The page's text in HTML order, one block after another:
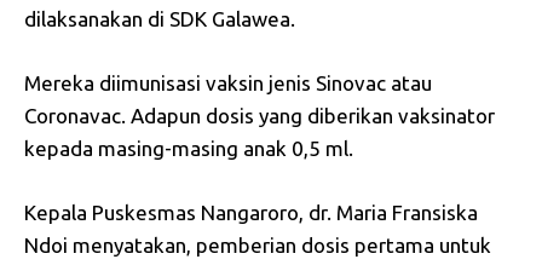
dilaksanakan di SDK Galawea.
Mereka diimunisasi vaksin jenis Sinovac atau
Coronavac. Adapun dosis yang diberikan vaksinator
kepada masing-masing anak 0,5 ml.
Kepala Puskesmas Nangaroro, dr. Maria Fransiska
Ndoi menyatakan, pemberian dosis pertama untuk